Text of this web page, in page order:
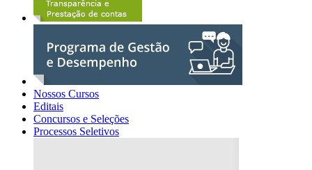
Nossos Cursos
Editais
Concursos e Seleções
Processos Seletivos